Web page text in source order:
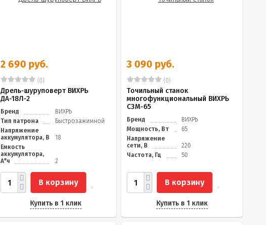
2 690 руб.
(0)
Дрель-шуруповерт ВИХРЬ
ДА-18Л-2
Бренд
ВИХРЬ
Тип патрона
Быстрозажимной
Напряжение
аккумулятора, В
18
Емкость
аккумулятора,
А*ч
2
В корзину
Купить в 1 клик
3 090 руб.
(0)
Точильный станок
многофункциональный ВИХРЬ
СЗМ-65
Бренд
ВИХРЬ
Мощность, Вт
65
Напряжение
сети, В
220
Частота, Гц
50
В корзину
Купить в 1 клик